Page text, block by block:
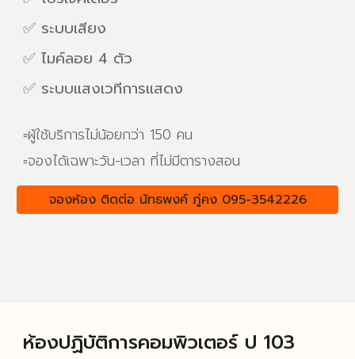
✅ ระบบเสียง
✅ ไมค์ลอย 4 ตัว
✅ ระบบแสงเวทีการแสดง
▫️ผู้ใช้บริการไม่น้อยกว่า 150 คน
▫️จองได้เฉพาะวัน-เวลา ที่ไม่มีตารางสอน
จองห้อง ติดต่อ นัทธพงค์ ภู่คง 095-3542226
ห้องปฏิบัติการคอมพิวเตอร์ ป 103